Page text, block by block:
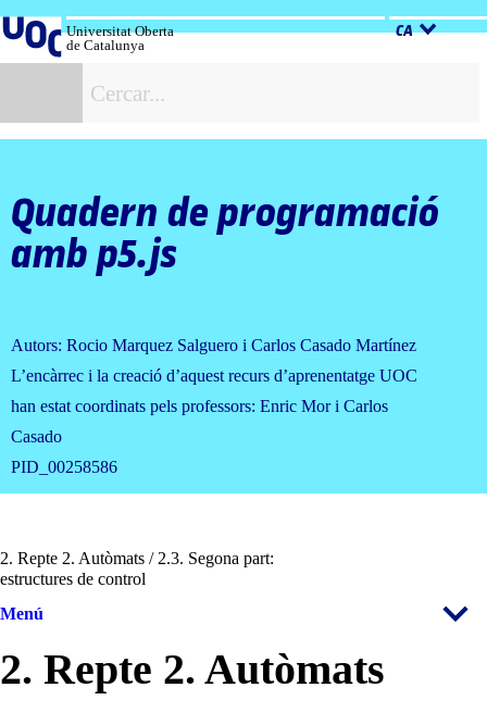
al
contingut
Universitat Oberta
de Catalunya
CA
Quadern de programació
amb p5.js
Autors: Rocio Marquez Salguero i Carlos Casado Martínez
L’encàrrec i la creació d’aquest recurs d’aprenentatge UOC
han estat coordinats pels professors: Enric Mor i Carlos
Casado
PID_00258586
2. Repte 2. Autòmats / 2.3. Segona part:
estructures de control
Menú
2. Repte 2. Autòmats